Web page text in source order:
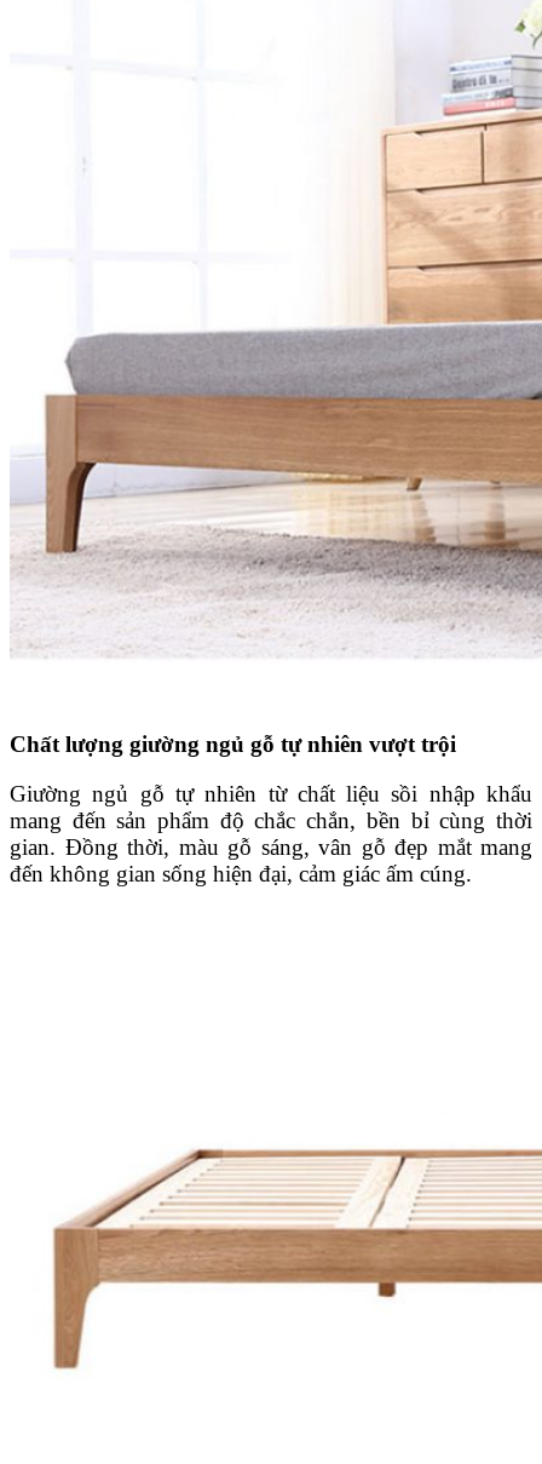
Chất lượng giường ngủ gỗ tự nhiên vượt trội
Giường ngủ gỗ tự nhiên từ chất liệu sồi nhập khẩu
mang đến sản phẩm độ chắc chắn, bền bỉ cùng thời
gian. Đồng thời, màu gỗ sáng, vân gỗ đẹp mắt mang
đến không gian sống hiện đại, cảm giác ấm cúng.